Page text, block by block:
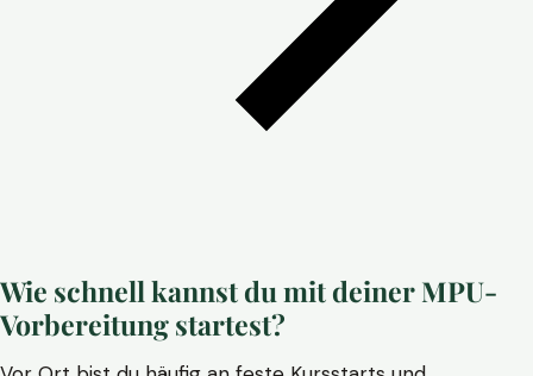
Wie schnell kannst du mit deiner MPU-
Vorbereitung startest?